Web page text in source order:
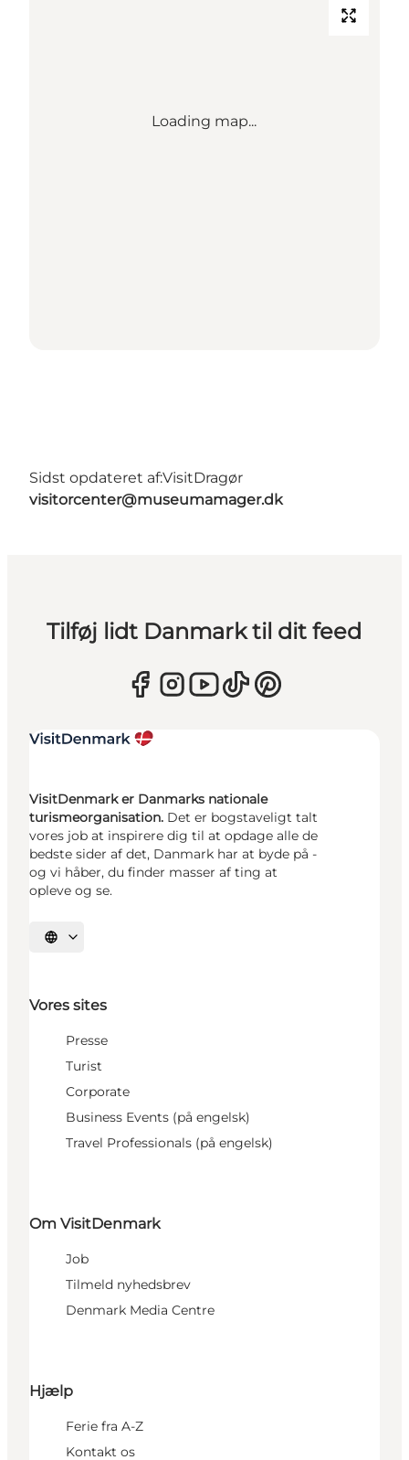
Loading map...
Sidst opdateret af:VisitDragør
visitorcenter@museumamager.dk
Tilføj lidt Danmark til dit feed
VisitDenmark er Danmarks nationale
turismeorganisation. Det er bogstaveligt talt
vores job at inspirere dig til at opdage alle de
bedste sider af det, Danmark har at byde på -
og vi håber, du finder masser af ting at
opleve og se.
Vælg sprog
Vores sites
Presse
Turist
Corporate
Business Events (på engelsk)
Travel Professionals (på engelsk)
Om VisitDenmark
Job
Tilmeld nyhedsbrev
Denmark Media Centre
Hjælp
Ferie fra A-Z
Kontakt os